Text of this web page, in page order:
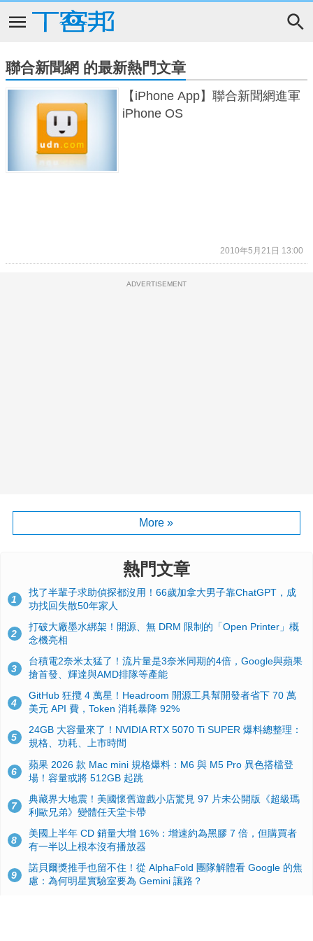
聯合新聞網 的最新熱門文章
【iPhone App】聯合新聞網進軍
iPhone OS
2010年5月21日 13:00
ADVERTISEMENT
More »
熱門文章
1
找了半輩子求助偵探都沒用！66歲加拿大男子靠ChatGPT，成
功找回失散50年家人
2
打破大廠墨水綁架！開源、無 DRM 限制的「Open Printer」概
念機亮相
3
台積電2奈米太猛了！流片量是3奈米同期的4倍，Google與蘋果
搶首發、輝達與AMD排隊等產能
4
GitHub 狂攬 4 萬星！Headroom 開源工具幫開發者省下 70 萬
美元 API 費，Token 消耗暴降 92%
5
24GB 大容量來了！NVIDIA RTX 5070 Ti SUPER 爆料總整理：
規格、功耗、上市時間
6
蘋果 2026 款 Mac mini 規格爆料：M6 與 M5 Pro 異色搭檔登
場！容量或將 512GB 起跳
7
典藏界大地震！美國懷舊遊戲小店驚見 97 片未公開版《超級瑪
利歐兄弟》變體任天堂卡帶
8
美國上半年 CD 銷量大增 16%：增速約為黑膠 7 倍，但購買者
有一半以上根本沒有播放器
9
諾貝爾獎推手也留不住！從 AlphaFold 團隊解體看 Google 的焦
慮：為何明星實驗室要為 Gemini 讓路？